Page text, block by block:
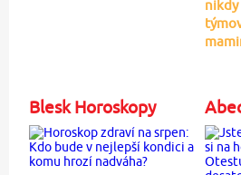
Blesk Horoskopy